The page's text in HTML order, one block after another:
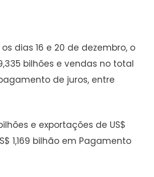
dias 16 e 20 de dezembro, o
bilhões e vendas no total
de juros, entre
e exportações de US$
1,169 bilhão em Pagamento